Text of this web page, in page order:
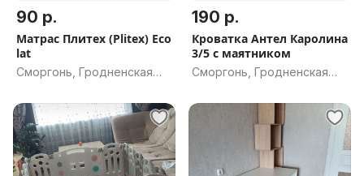
90 р.
Матрас Плитех (Plitex) Eco
lat
Сморгонь, Гродненская
190 р.
Кроватка Антел Каролина
3/5 с маятником
Сморгонь, Гродненская